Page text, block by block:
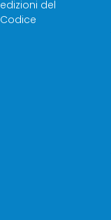
edizioni del
Codice